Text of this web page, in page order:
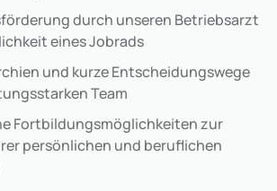
durch unseren Betriebsarzt
eines Jobrads
und kurze Entscheidungswege
Team
Fortbildungsmöglichkeiten zur
persönlichen und beruflichen